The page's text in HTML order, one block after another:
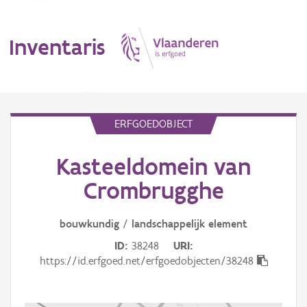
Inventaris
Erfgoedobject
Aanduidingsobject
Waarneming
ERFGOEDOBJECT
Kasteeldomein van
Crombrugghe
bouwkundig / landschappelijk element
ID 38248
URI
https://id.erfgoed.net/erfgoedobjecten/38248